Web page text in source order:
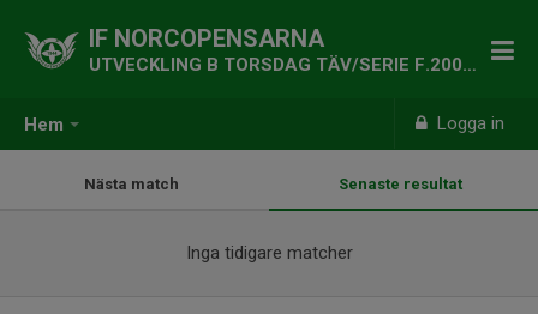
Hem Logga in
IF NORCOPENSARNA
UTVECKLING B TORSDAG TÄV/SERIE F.2009-16
Nästa match Senaste resultat
Inga tidigare matcher